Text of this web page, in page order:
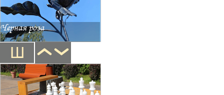
Черная роза
Ш